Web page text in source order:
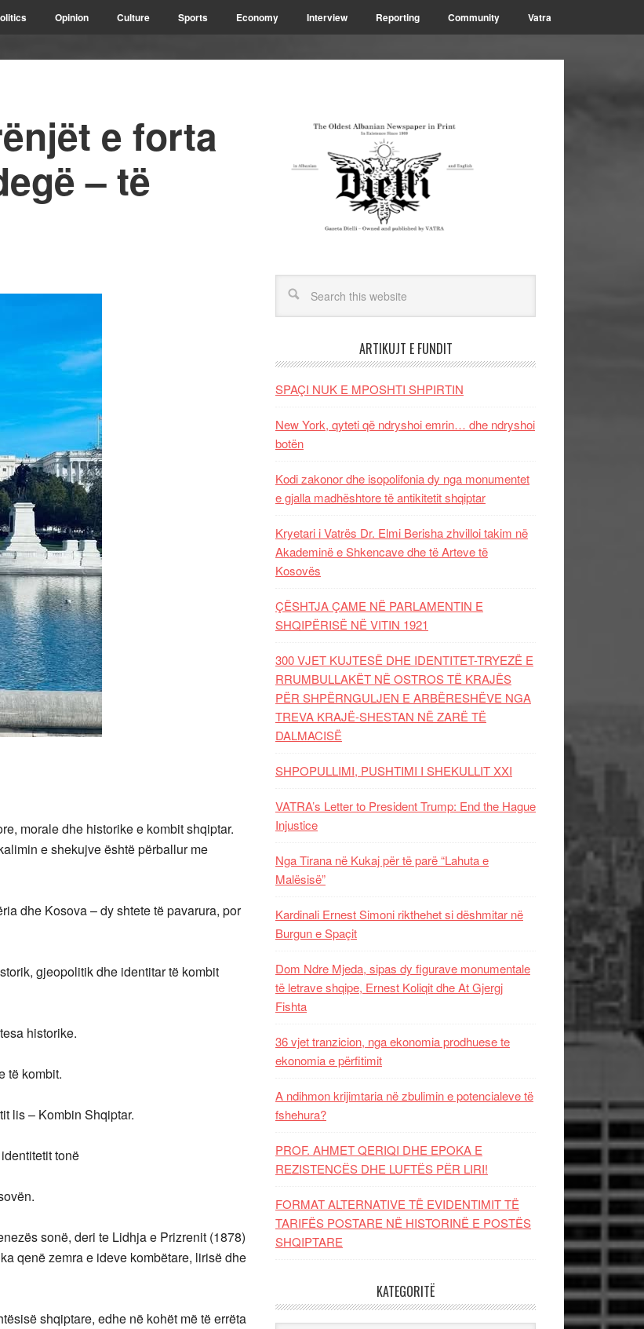
Opinion Culture Sports Economy Interview Reporting Community Vatra
e forta
– të
morale dhe historike e kombit shqiptar.
e shekujve është përballur me
dhe Kosova – dy shtete të pavarura, por
gjeopolitik dhe identitar të kombit
historike.
të kombit.
lis – Kombin Shqiptar.
tonë
sonë, deri te Lidhja e Prizrenit (1878)
qenë zemra e ideve kombëtare, lirisë dhe
shqiptare, edhe në kohët më të errëta
ARTIKUJT E FUNDIT
SPAÇI NUK E MPOSHTI SHPIRTIN
New York, qyteti që ndryshoi emrin… dhe ndryshoi
botën
Kodi zakonor dhe isopolifonia dy nga monumentet
e gjalla madhështore të antikitetit shqiptar
Kryetari i Vatrës Dr. Elmi Berisha zhvilloi takim në
Akademinë e Shkencave dhe të Arteve të
Kosovës
ÇËSHTJA ÇAME NË PARLAMENTIN E
SHQIPËRISË NË VITIN 1921
300 VJET KUJTESË DHE IDENTITET-TRYEZË E
RRUMBULLAKËT NË OSTROS TË KRAJËS
PËR SHPËRNGULJEN E ARBËRESHËVE NGA
TREVA KRAJË-SHESTAN NË ZARË TË
DALMACISË
SHPOPULLIMI, PUSHTIMI I SHEKULLIT XXI
VATRA’s Letter to President Trump: End the Hague
Injustice
Nga Tirana në Kukaj për të parë “Lahuta e
Malësisë”
Kardinali Ernest Simoni rikthehet si dëshmitar në
Burgun e Spaçit
Dom Ndre Mjeda, sipas dy figurave monumentale
të letrave shqipe, Ernest Koliqit dhe At Gjergj
Fishta
36 vjet tranzicion, nga ekonomia prodhuese te
ekonomia e përfitimit
A ndihmon krijimtaria në zbulimin e potencialeve të
fshehura?
PROF. AHMET QERIQI DHE EPOKA E
REZISTENCЁS DHE LUFTЁS PЁR LIRI!
FORMAT ALTERNATIVE TË EVIDENTIMIT TË
TARIFËS POSTARE NË HISTORINË E POSTËS
SHQIPTARE
KATEGORITË